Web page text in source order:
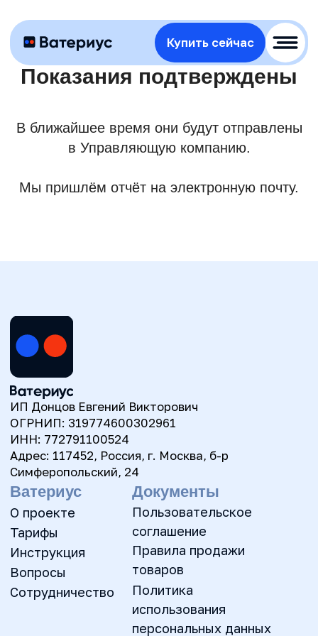
Купить сейчас
Показания подтверждены
В ближайшее время они будут отправлены
в Управляющую компанию.
Мы пришлём отчёт на электронную почту.
ИНН: 772791100524
Адрес: 117452, Россия, г. Москва, б-р
Симферопольский, 24
Ватериус
Тарифы
Инструкция
Вопросы
Сотрудничество
товаров
Политика
использования
Контакты
contact@waterius.ru
ИИ-поддержка в Телеграм
@waterius_ai_support_bot
© Ватериус, 2018–2026